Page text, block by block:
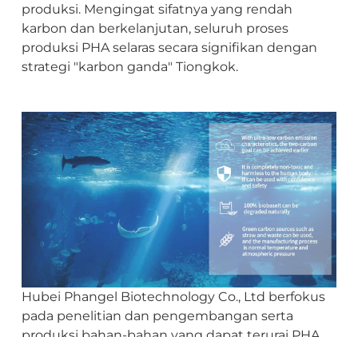
produksi. Mengingat sifatnya yang rendah
karbon dan berkelanjutan, seluruh proses
produksi PHA selaras secara signifikan dengan
strategi "karbon ganda" Tiongkok.
Hubei Phangel Biotechnology Co., Ltd berfokus
pada penelitian dan pengembangan serta